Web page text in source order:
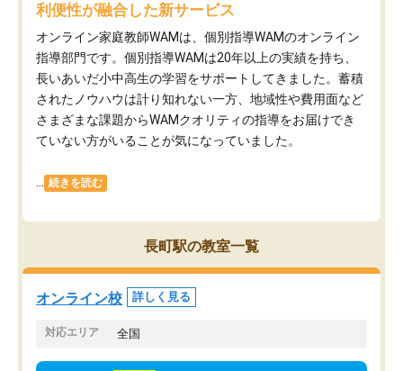
利便性が融合した新サービス
オンライン家庭教師WAMは、個別指導WAMのオンライン
指導部門です。個別指導WAMは20年以上の実績を持ち、
長いあいだ小中高生の学習をサポートしてきました。蓄積
されたノウハウは計り知れない一方、地域性や費用面など
さまざまな課題からWAMクオリティの指導をお届けでき
ていない方がいることが気になっていました。
続きを読む
長町駅の教室一覧
オンライン校 詳しく見る
対応エリア 全国